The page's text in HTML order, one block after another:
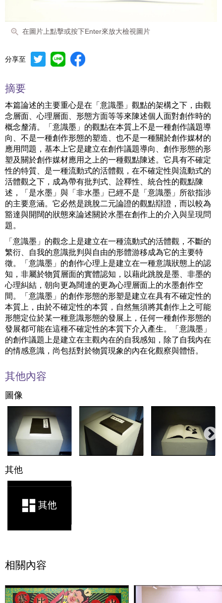
在圖片上點擊或按下Enter來放大檢視圖片
分享至
摘要
本篇論述的主要重心是在「意識墨」觀點的架構之下，由觀
念層面、心理層面、形態方面等等來陳述個人面對創作時的
概念釐清。「意識墨」的觀點在本質上不是一種創作議題導
向、不是一種創作形態的塑造、也不是一種關於創作媒材的
應用問題，基本上它是建立在創作議題導向、創作形態的形
塑及關於創作媒材應用之上的一種觀點陳述。它具有不確定
性的特質、是一種流動式的活體觀，在不確定性與流動式的
活體觀之下，成為帶有批判式、詮釋性、統合性的觀點陳
述，「是水墨」與「非水墨」已經不是「意識墨」所欲指涉
的主要意涵。它必然是跳脫二元論證的觀點辯證，而以較為
豁達與開闊的狀態來論述關於水墨在創作上的介入與呈現問
題。
「意識墨」的觀念上是建立在一種流動式的活體觀，不斷的
繁衍、自我的意識批判與自由的形體游移成為它的主要特
徵。「意識墨」的創作心理上是建立在一種意識狀態上的認
知，非屬於物質層面的實體認知，以藉此跳脫是墨、非墨的
心理糾結，朝向更為闊達的更為心理層面上的水墨創作空
間。「意識墨」的創作形態的形塑是建立在具有不確定性的
本質上，由於不確定性的本質，自然無須將其創作上之可能
形態定位於某一種意識形態的發展上，任何一種創作形態的
發展都可能在這種不確定性的本質下介入產生。「意識墨」
的創作議題上是建立在主觀內在的自我感知，除了自我內在
的情感意識，尚包括對於物質現象的內在化觀察與體悟。
其他內容
圖像
其他
相關內容